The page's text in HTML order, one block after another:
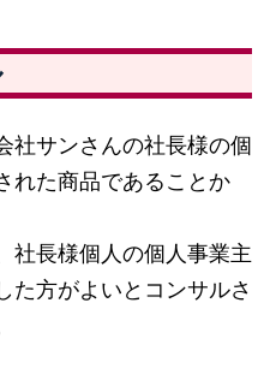
社サンさんの社長様の個
れた商品であることか
社長様個人の個人事業主
た方がよいとコンサルさ